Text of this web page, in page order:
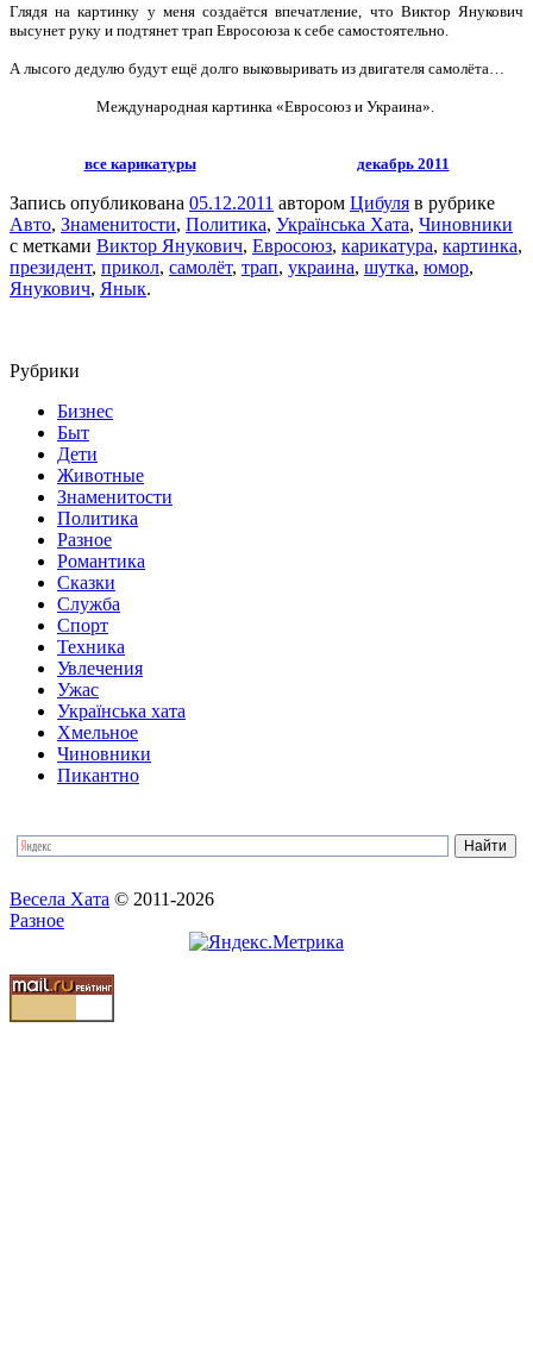
Глядя на картинку у меня создаётся впечатление, что Виктор Янукович
высунет руку и подтянет трап Евросоюза к себе самостоятельно.
А лысого дедулю будут ещё долго выковыривать из двигателя самолёта…
Международная картинка «Евросоюз и Украина».
все карикатуры декабрь 2011
Запись опубликована 05.12.2011 автором Цибуля в рубрике
Авто, Знаменитости, Политика, Українська Хата, Чиновники
с метками Виктор Янукович, Евросоюз, карикатура, картинка,
президент, прикол, самолёт, трап, украина, шутка, юмор,
Янукович, Янык.
Рубрики
Бизнес
Быт
Дети
Животные
Знаменитости
Политика
Разное
Романтика
Сказки
Служба
Спорт
Техника
Увлечения
Ужас
Українська хата
Хмельное
Чиновники
Пикантно
Весела Хата © 2011-2026
Разное